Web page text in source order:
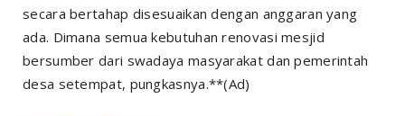
secara bertahap disesuaikan dengan anggaran yang
ada. Dimana semua kebutuhan renovasi mesjid
bersumber dari swadaya masyarakat dan pemerintah
desa setempat, pungkasnya.**(Ad)